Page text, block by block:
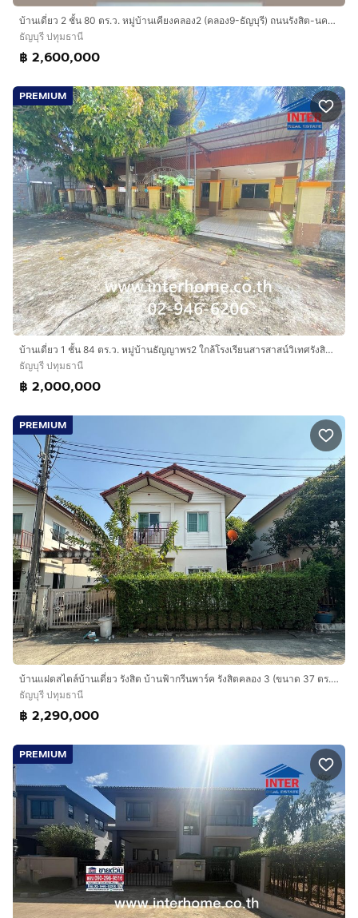
บ้านเดี่ยว 2 ชั้น 80 ตร.ว. หมู่บ้านเคียงคลอง2 (คลอง9-ธัญบุรี) ถนนรังสิต-นครนายก ถนนกาญจนาภิเษก ธัญบุรี ปทุมธานี
ธัญบุรี ปทุมธานี
฿ 2,600,000
PREMIUM
บ้านเดี่ยว 1 ชั้น 84 ตร.ว. หมู่บ้านธัญญาพร2 ใกล้โรงเรียนสารสาสน์วิเทศรังสิต คลอง7 ถนนรังสิต-นครนายก ถนนลำลูกกา ธัญบุรี ปทุมธานี
ธัญบุรี ปทุมธานี
฿ 2,000,000
PREMIUM
บ้านแฝดสไตล์บ้านเดี่ยว รังสิต บ้านฟ้ากรีนพาร์ค รังสิตคลอง 3 (ขนาด 37 ตร.ว.) ถ.รังสิต-นครนายก ปทุมธานี ถนนวงแหวนรอบนอกตะวันออก
ธัญบุรี ปทุมธานี
฿ 2,290,000
PREMIUM